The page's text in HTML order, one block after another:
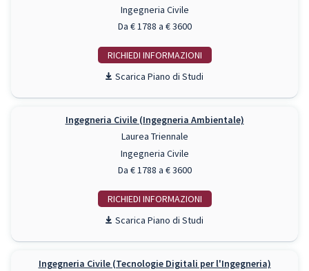
Ingegneria Civile
Da € 1788 a € 3600
RICHIEDI INFO
Piano di Studi
Ingegneria Civile (Ingegneria Ambientale)
Laurea Triennale
Ingegneria Civile
Da € 1788 a € 3600
RICHIEDI INFO
Piano di Studi
Ingegneria Civile (Tecnologie Digitali per l'Ingegneria)